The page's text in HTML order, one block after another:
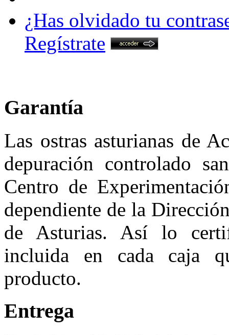
¿Has olvidado tu
Regístrate
Garantía
Las ostras asturianas de
depuración controlado
Centro de
dependiente de la
de Asturias. Así lo
incluida en cada caja
producto.
Entrega